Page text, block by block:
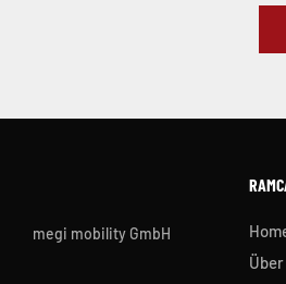
megi mobility GmbH